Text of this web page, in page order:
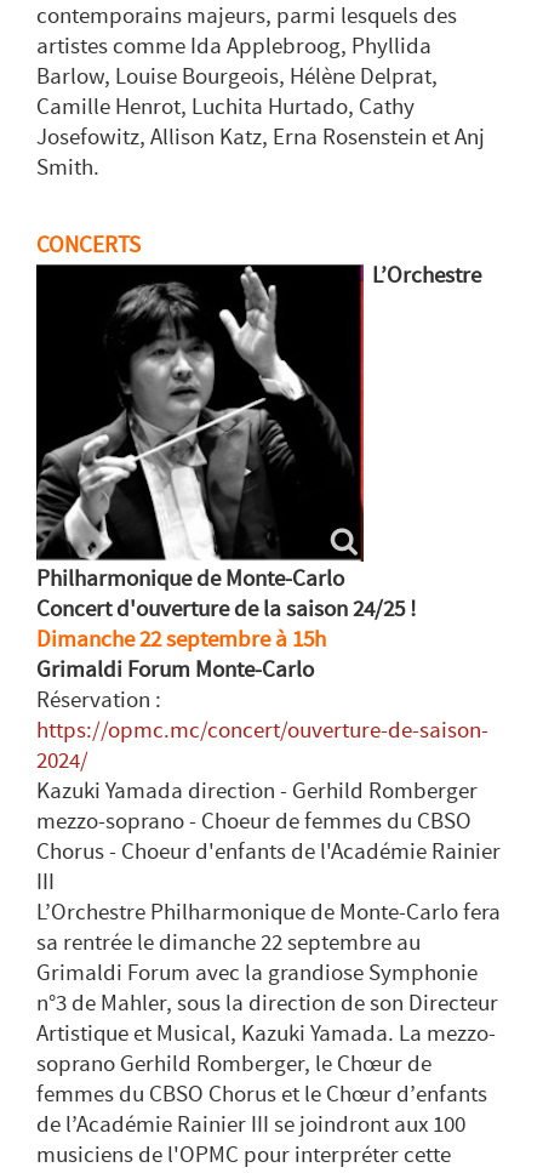
contemporains majeurs, parmi lesquels des
artistes comme Ida Applebroog, Phyllida
Barlow, Louise Bourgeois, Hélène Delprat,
Camille Henrot, Luchita Hurtado, Cathy
Josefowitz, Allison Katz, Erna Rosenstein et Anj
Smith.
CONCERTS
L’Orchestre
Philharmonique de Monte-Carlo
Concert d'ouverture de la saison 24/25 !
Dimanche 22 septembre à 15h
Grimaldi Forum Monte-Carlo
Réservation :
https://opmc.mc/concert/ouverture-de-saison-
2024/
Kazuki Yamada direction - Gerhild Romberger
mezzo-soprano - Choeur de femmes du CBSO
Chorus - Choeur d'enfants de l'Académie Rainier
III
L’Orchestre Philharmonique de Monte-Carlo fera
sa rentrée le dimanche 22 septembre au
Grimaldi Forum avec la grandiose Symphonie
n°3 de Mahler, sous la direction de son Directeur
Artistique et Musical, Kazuki Yamada. La mezzo-
soprano Gerhild Romberger, le Chœur de
femmes du CBSO Chorus et le Chœur d’enfants
de l’Académie Rainier III se joindront aux 100
musiciens de l'OPMC pour interpréter cette